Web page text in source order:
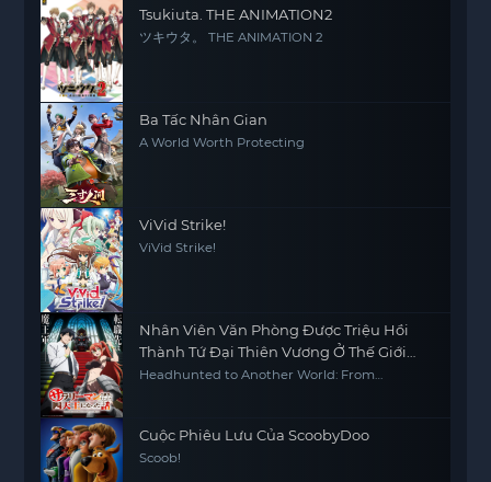
Tsukiuta. THE ANIMATION2
ツキウタ。 THE ANIMATION 2
Ba Tấc Nhân Gian
A World Worth Protecting
ViVid Strike!
ViVid Strike!
Nhân Viên Văn Phòng Được Triệu Hồi
Thành Tứ Đại Thiên Vương Ở Thế Giới
Khác
Headhunted to Another World: From
Cuộc Phiêu Lưu Của ScoobyDoo
Scoob!